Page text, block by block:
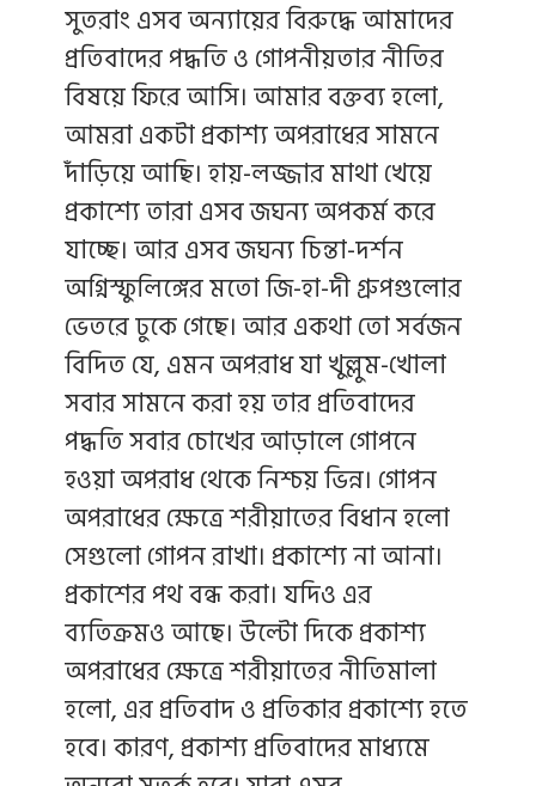
সুতরাং এসব অন্যায়ের বিরুদ্ধে আমাদের
প্রতিবাদের পদ্ধতি ও গোপনীয়তার নীতির
বিষয়ে ফিরে আসি। আমার বক্তব্য হলো,
আমরা একটা প্রকাশ্য অপরাধের সামনে
দাঁড়িয়ে আছি। হায়-লজ্জার মাথা খেয়ে
প্রকাশ্যে তারা এসব জঘন্য অপকর্ম করে
যাচ্ছে। আর এসব জঘন্য চিন্তা-দর্শন
অগ্নিস্ফুলিঙ্গের মতো জি-হা-দী গ্রুপগুলোর
ভেতরে ঢুকে গেছে। আর একথা তো সর্বজন
বিদিত যে, এমন অপরাধ যা খুল্লুম-খোলা
সবার সামনে করা হয় তার প্রতিবাদের
পদ্ধতি সবার চোখের আড়ালে গোপনে
হওয়া অপরাধ থেকে নিশ্চয় ভিন্ন। গোপন
অপরাধের ক্ষেত্রে শরীয়াতের বিধান হলো
সেগুলো গোপন রাখা। প্রকাশ্যে না আনা।
প্রকাশের পথ বন্ধ করা। যদিও এর
ব্যতিক্রমও আছে। উল্টো দিকে প্রকাশ্য
অপরাধের ক্ষেত্রে শরীয়াতের নীতিমালা
হলো, এর প্রতিবাদ ও প্রতিকার প্রকাশ্যে হতে
হবে। কারণ, প্রকাশ্য প্রতিবাদের মাধ্যমে